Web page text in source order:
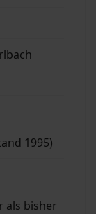
1995)
als bisher